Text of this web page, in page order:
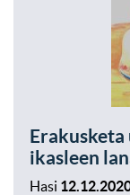
ikasleen
Hasi